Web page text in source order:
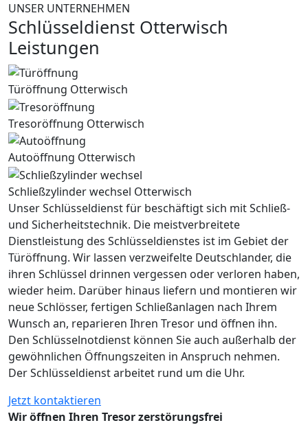
UNSER UNTERNEHMEN
Schlüsseldienst Otterwisch
Leistungen
Türöffnung Otterwisch
Tresoröffnung Otterwisch
Autoöffnung Otterwisch
Schließzylinder wechsel Otterwisch
Unser Schlüsseldienst für beschäftigt sich mit Schließ-
und Sicherheitstechnik. Die meistverbreitete
Dienstleistung des Schlüsseldienstes ist im Gebiet der
Türöffnung. Wir lassen verzweifelte Deutschlander, die
ihren Schlüssel drinnen vergessen oder verloren haben,
wieder heim. Darüber hinaus liefern und montieren wir
neue Schlösser, fertigen Schließanlagen nach Ihrem
Wunsch an, reparieren Ihren Tresor und öffnen ihn.
Den Schlüsselnotdienst können Sie auch außerhalb der
gewöhnlichen Öffnungszeiten in Anspruch nehmen.
Der Schlüsseldienst arbeitet rund um die Uhr.
Jetzt kontaktieren
Wir öffnen Ihren Tresor zerstörungsfrei